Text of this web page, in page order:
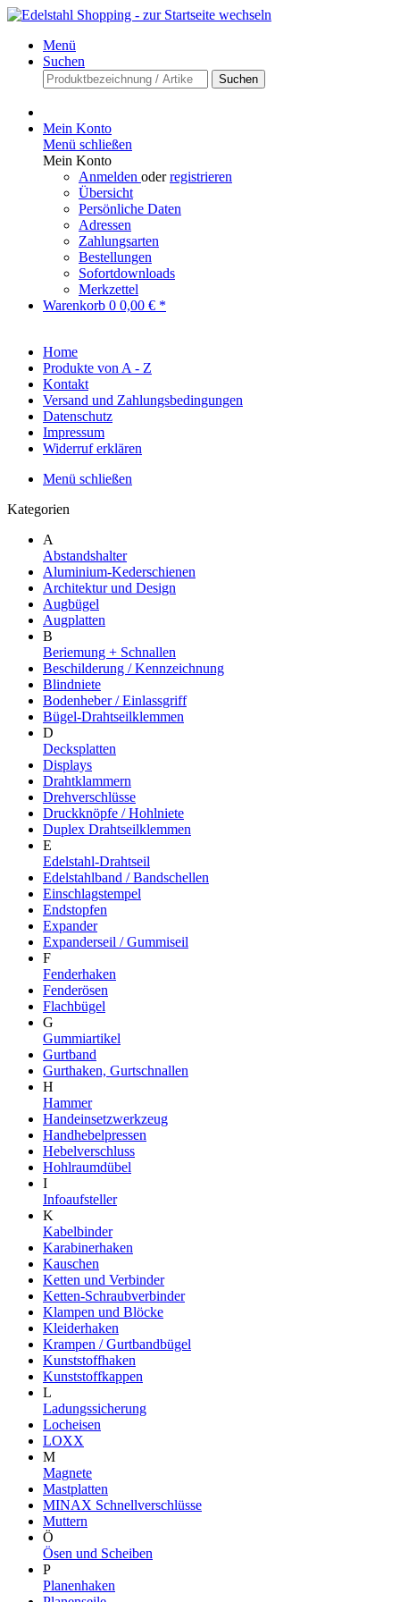
Menü
Suchen
Suchen
Mein Konto
Menü schließen
Mein Konto
Anmelden oderregistrieren
Übersicht
Persönliche Daten
Adressen
Zahlungsarten
Bestellungen
Sofortdownloads
Merkzettel
Warenkorb 0 0,00 € *
Home
Produkte von A - Z
Kontakt
Versand und Zahlungsbedingungen
Datenschutz
Impressum
Widerruf erklären
Menü schließen
Kategorien
A
Abstandshalter
Aluminium-Kederschienen
Architektur und Design
Augbügel
Augplatten
B
Beriemung + Schnallen
Beschilderung / Kennzeichnung
Blindniete
Bodenheber / Einlassgriff
Bügel-Drahtseilklemmen
D
Decksplatten
Displays
Drahtklammern
Drehverschlüsse
Druckknöpfe / Hohlniete
Duplex Drahtseilklemmen
E
Edelstahl-Drahtseil
Edelstahlband / Bandschellen
Einschlagstempel
Endstopfen
Expander
Expanderseil / Gummiseil
F
Fenderhaken
Fenderösen
Flachbügel
G
Gummiartikel
Gurtband
Gurthaken, Gurtschnallen
H
Hammer
Handeinsetzwerkzeug
Handhebelpressen
Hebelverschluss
Hohlraumdübel
I
Infoaufsteller
K
Kabelbinder
Karabinerhaken
Kauschen
Ketten und Verbinder
Ketten-Schraubverbinder
Klampen und Blöcke
Kleiderhaken
Krampen / Gurtbandbügel
Kunststoffhaken
Kunststoffkappen
L
Ladungssicherung
Locheisen
LOXX
M
Magnete
Mastplatten
MINAX Schnellverschlüsse
Muttern
Ö
Ösen und Scheiben
P
Planenhaken